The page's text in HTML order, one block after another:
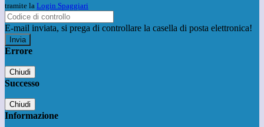
tramite la Login Spaggiari
E-mail inviata, si prega di controllare la casella di posta elettronica!
Errore
Chiudi
Successo
Chiudi
Informazione